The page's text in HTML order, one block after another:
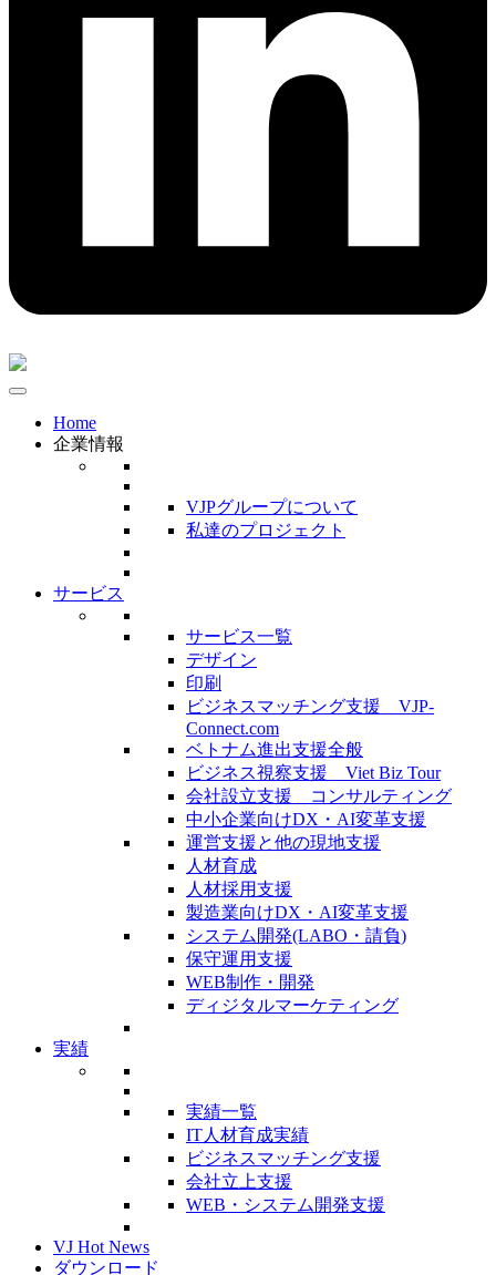
Home
企業情報
VJPグループについて
私達のプロジェクト
サービス
サービス一覧
デザイン
印刷
ビジネスマッチング支援 VJP-
Connect.com
ベトナム進出支援全般
ビジネス視察支援 Viet Biz Tour
会社設立支援 コンサルティング
中小企業向けDX・AI変革支援
運営支援と他の現地支援
人材育成
人材採用支援
製造業向けDX・AI変革支援
システム開発(LABO・請負)
保守運用支援
WEB制作・開発
ディジタルマーケティング
実績
実績一覧
IT人材育成実績
ビジネスマッチング支援
会社立上支援
WEB・システム開発支援
VJ Hot News
ダウンロード